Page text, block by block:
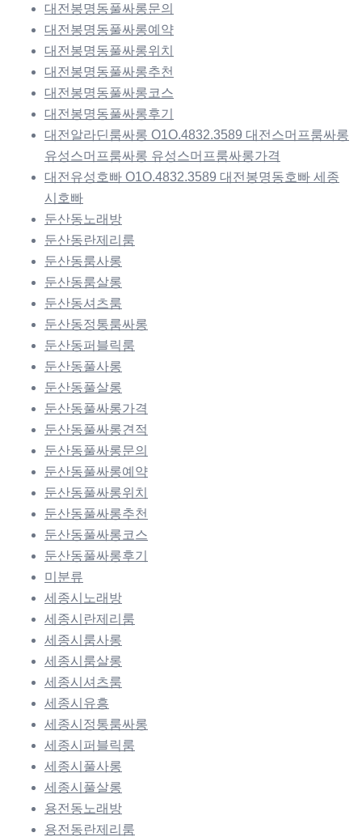
대전봉명동풀싸롱문의
대전봉명동풀싸롱예약
대전봉명동풀싸롱위치
대전봉명동풀싸롱추천
대전봉명동풀싸롱코스
대전봉명동풀싸롱후기
대전알라딘룸싸롱 O1O.4832.3589 대전스머프룸싸롱
유성스머프룸싸롱 유성스머프룸싸롱가격
대전유성호빠 O1O.4832.3589 대전봉명동호빠 세종
시호빠
둔산동노래방
둔산동란제리룸
둔산동룸사롱
둔산동룸살롱
둔산동셔츠룸
둔산동정통룸싸롱
둔산동퍼블릭룸
둔산동풀사롱
둔산동풀살롱
둔산동풀싸롱가격
둔산동풀싸롱견적
둔산동풀싸롱문의
둔산동풀싸롱예약
둔산동풀싸롱위치
둔산동풀싸롱추천
둔산동풀싸롱코스
둔산동풀싸롱후기
미분류
세종시노래방
세종시란제리룸
세종시룸사롱
세종시룸살롱
세종시셔츠룸
세종시유흥
세종시정통룸싸롱
세종시퍼블릭룸
세종시풀사롱
세종시풀살롱
용전동노래방
용전동란제리룸